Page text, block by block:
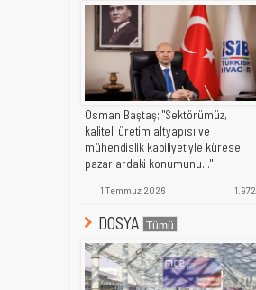
Osman Baştaş; "Sektörümüz,
kaliteli üretim altyapısı ve
mühendislik kabiliyetiyle küresel
pazarlardaki konumunu..."
1 Temmuz 2026 1.972
DOSYA